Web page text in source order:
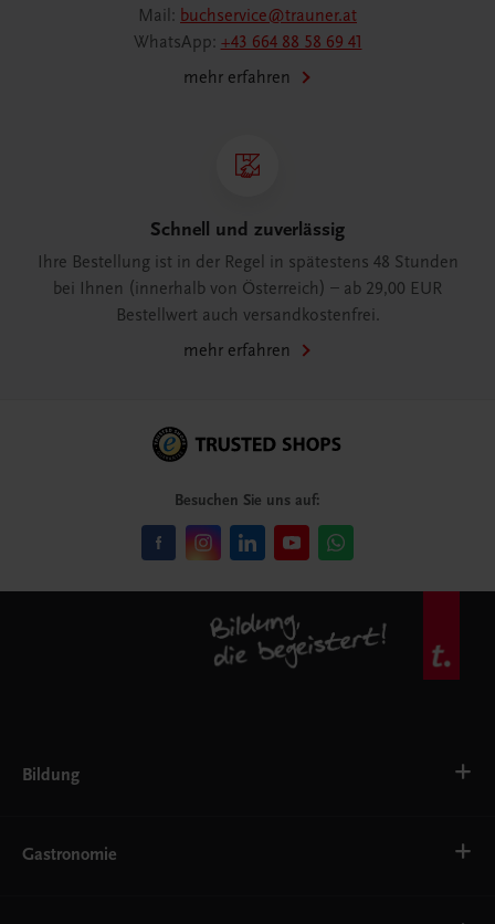
Mail: buchservice@trauner.at
WhatsApp: +43 664 88 58 69 41
mehr erfahren
Schnell und zuverlässig
Ihre Bestellung ist in der Regel in spätestens 48 Stunden
bei Ihnen (innerhalb von Österreich) – ab 29,00 EUR
Bestellwert auch versandkostenfrei.
mehr erfahren
Besuchen Sie uns auf:
Bildung
AHS
Gastronomie